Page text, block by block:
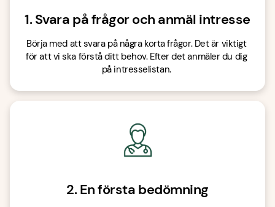
1. Svara på frågor och anmäl intresse
Börja med att svara på några korta frågor. Det är viktigt
för att vi ska förstå ditt behov. Efter det anmäler du dig
på intresselistan.
2. En första bedömning